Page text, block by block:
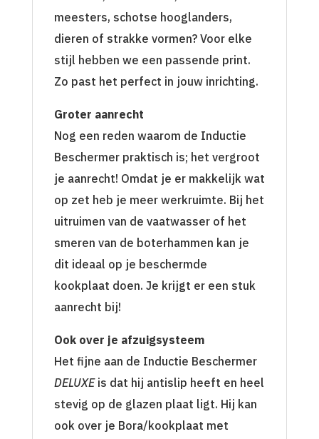
meesters, schotse hooglanders,
dieren of strakke vormen? Voor elke
stijl hebben we een passende print.
Zo past het perfect in jouw inrichting.
Groter aanrecht
Nog een reden waarom de Inductie
Beschermer praktisch is; het vergroot
je aanrecht! Omdat je er makkelijk wat
op zet heb je meer werkruimte. Bij het
uitruimen van de vaatwasser of het
smeren van de boterhammen kan je
dit ideaal op je beschermde
kookplaat doen. Je krijgt er een stuk
aanrecht bij!
Ook over je afzuigsysteem
Het fijne aan de Inductie Beschermer
DELUXEis dat hij antislip heeft en heel
stevig op de glazen plaat ligt. Hij kan
ook over je Bora/kookplaat met